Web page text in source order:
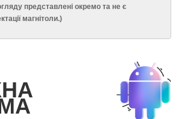
представлені окремо та не є
магнітоли.)